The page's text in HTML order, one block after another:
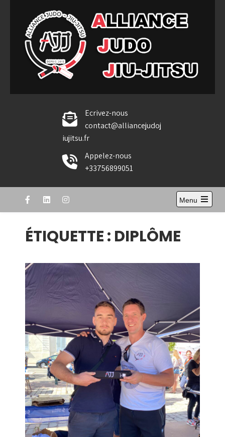
content
Alliance Judo Jiu-jitsu
Ecrivez-nous
contact@alliancejudoj
iujitsu.fr
Appelez-nous
+33756899051
Menu
Open
ÉTIQUETTE : DIPLÔME